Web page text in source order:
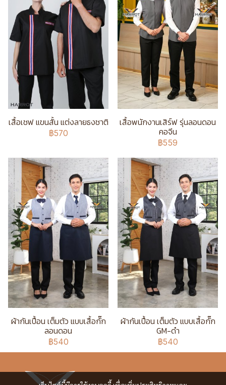
เสื้อเชฟ แขนสั้น แต่งลายธงชาติ
฿570
เสื้อพนักงานเสิร์ฟ รุ่นลอนดอน
คอจีน
฿559
ผ้ากันเปื้อน เต็มตัว แบบเสื้อกั๊ก
ลอนดอน
฿540
ผ้ากันเปื้อน เต็มตัว แบบเสื้อกั๊ก
GM-ดำ
฿540